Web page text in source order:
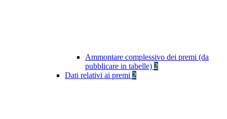
Ammontare complessivo dei premi (da
pubblicare in tabelle) 2
Dati relativi ai premi 2